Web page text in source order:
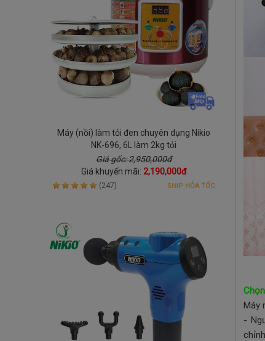
Máy (nồi) làm tỏi đen chuyên dụng Nikio
NK-696, 6L làm 2kg tỏi
Giá gốc: 2,950,000đ
Giá khuyến mãi: 2,190,000đ
(247) SHIP HỎA TỐC
Máy
-